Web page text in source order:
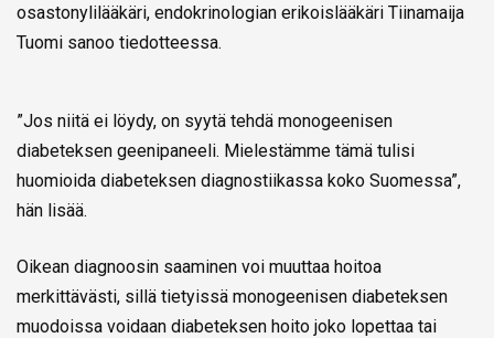
osastonylilääkäri, endokrinologian erikoislääkäri Tiinamaija
Tuomi sanoo tiedotteessa.
”Jos niitä ei löydy, on syytä tehdä monogeenisen
diabeteksen geenipaneeli. Mielestämme tämä tulisi
huomioida diabeteksen diagnostiikassa koko Suomessa”,
hän lisää.
Oikean diagnoosin saaminen voi muuttaa hoitoa
merkittävästi, sillä tietyissä monogeenisen diabeteksen
muodoissa voidaan diabeteksen hoito joko lopettaa tai